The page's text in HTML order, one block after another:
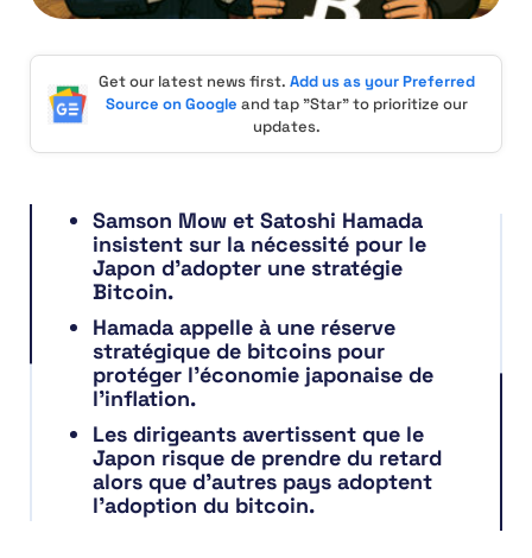
Get our latest news first. Add us as your Preferred
Source on Google and tap "Star" to prioritize our
updates.
Samson Mow et Satoshi Hamada
insistent sur la nécessité pour le
Japon d’adopter une stratégie
Bitcoin.
Hamada appelle à une réserve
stratégique de bitcoins pour
protéger l’économie japonaise de
l’inflation.
Les dirigeants avertissent que le
Japon risque de prendre du retard
alors que d’autres pays adoptent
l’adoption du bitcoin.